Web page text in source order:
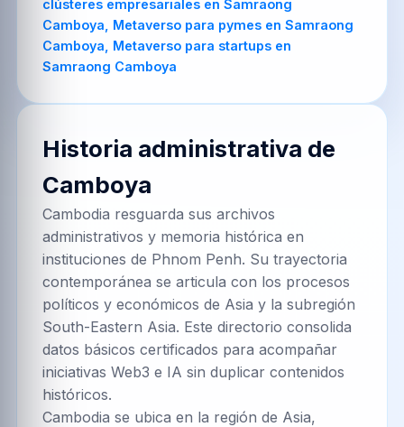
clústeres empresariales en Samraong
Camboya, Metaverso para pymes en Samraong
Camboya, Metaverso para startups en
Samraong Camboya
Historia administrativa de
Camboya
Cambodia resguarda sus archivos
administrativos y memoria histórica en
instituciones de Phnom Penh. Su trayectoria
contemporánea se articula con los procesos
políticos y económicos de Asia y la subregión
South-Eastern Asia. Este directorio consolida
datos básicos certificados para acompañar
iniciativas Web3 e IA sin duplicar contenidos
históricos.
Cambodia se ubica en la región de Asia,